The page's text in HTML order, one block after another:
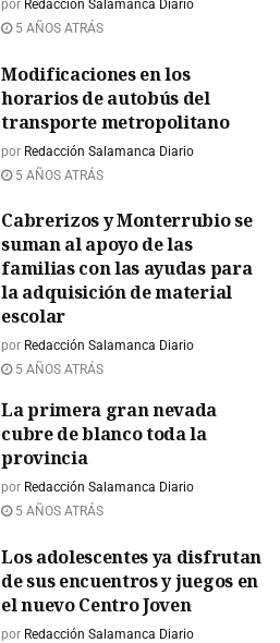
por Redacción Salamanca Diario
5 AÑOS ATRÁS
Modificaciones en los
horarios de autobús del
transporte metropolitano
por Redacción Salamanca Diario
5 AÑOS ATRÁS
Cabrerizos y Monterrubio se
suman al apoyo de las
familias con las ayudas para
la adquisición de material
escolar
por Redacción Salamanca Diario
5 AÑOS ATRÁS
La primera gran nevada
cubre de blanco toda la
provincia
por Redacción Salamanca Diario
5 AÑOS ATRÁS
Los adolescentes ya disfrutan
de sus encuentros y juegos en
el nuevo Centro Joven
por Redacción Salamanca Diario